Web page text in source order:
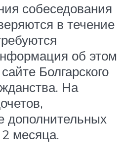
собеседования
в течение
об этом
Болгарского
На
дополнительных
2 месяца.